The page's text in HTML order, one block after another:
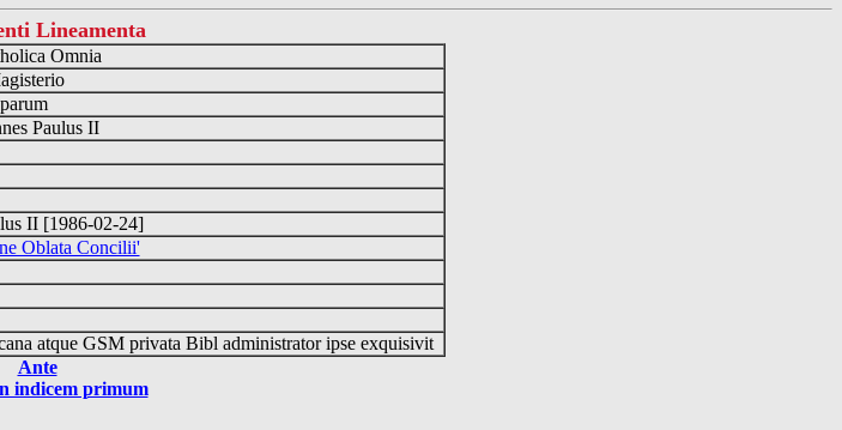
Lineamenta
Omnia
Paulus II
II [1986-02-24]
Oblata Concilii'
atque GSM privata Bibl administrator ipse exquisivit
Ante
indicem primum